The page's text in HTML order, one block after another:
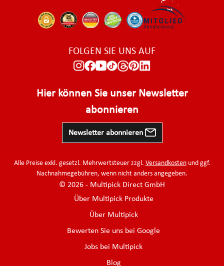
FOLGEN SIE UNS AUF
Hier können Sie unser Newsletter
abonnieren
Newsletter abonnieren
Alle Preise exkl. gesetzl. Mehrwertsteuer zzgl. Versandkostenund ggf.
Nachnahmegebühren, wenn nicht anders angegeben.
© 2026 - Multipick Direct GmbH
Über Multipick Produkte
Über Multipick
Bewerten Sie uns bei Google
Jobs bei Multipick
Blog